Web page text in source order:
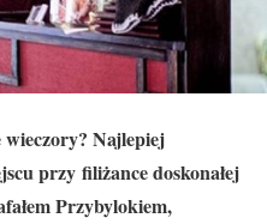
wieczory? Najlepiej
przy filiżance doskonałej
Przybylokiem,